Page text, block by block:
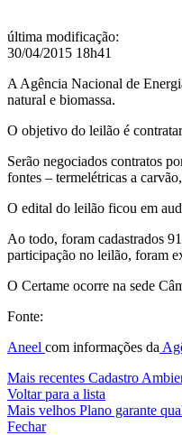
última modificação:
30/04/2015 18h41
A Agência Nacional de
natural e biomassa.
O objetivo do leilão é
Serão negociados contratos
fontes – termelétricas a
O edital do leilão ficou em
Ao todo, foram cadastrados
participação no leilão, foram
O Certame ocorre na sede
Fonte:
Aneel com informações da
Mais recentes Cadastro
Voltar para a lista
Mais velhos Plano garante
Fechar